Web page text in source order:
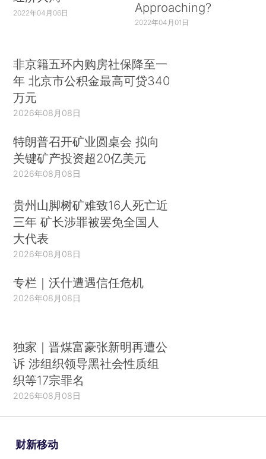
2022年04月06日
Approaching?
2022年04月01日
非京籍五环内购房社保降至一
年 北京市公积金最高可贷340
万元
2026年08月08日
特朗普召开矿业圆桌会 拟向
关键矿产投资超20亿美元
2026年08月08日
贵州山脚树矿难致16人死亡近
三年 矿长涉罪被罢免全国人
大代表
2026年08月08日
专栏｜沃什遭遇信任危机
2026年08月08日
独家｜晋煤富豪张新明再遭公
诉 涉组织领导黑社会性质组
织等17宗罪名
2026年08月08日
财新移动